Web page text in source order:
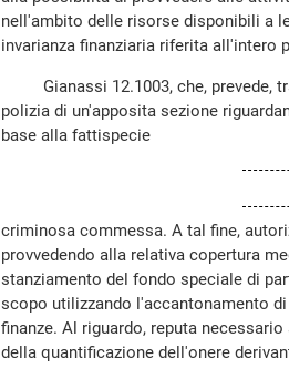
nell'ambito delle risorse disponibili a
invarianza finanziaria riferita all'intero
Gianassi 12.1003, che, prevede,
polizia di un'apposita sezione
base alla fattispecie
criminosa commessa. A tal fine,
provvedendo alla relativa copertura
stanziamento del fondo speciale di
scopo utilizzando l'accantonamento
finanze. Al riguardo, reputa
della quantificazione dell'onere